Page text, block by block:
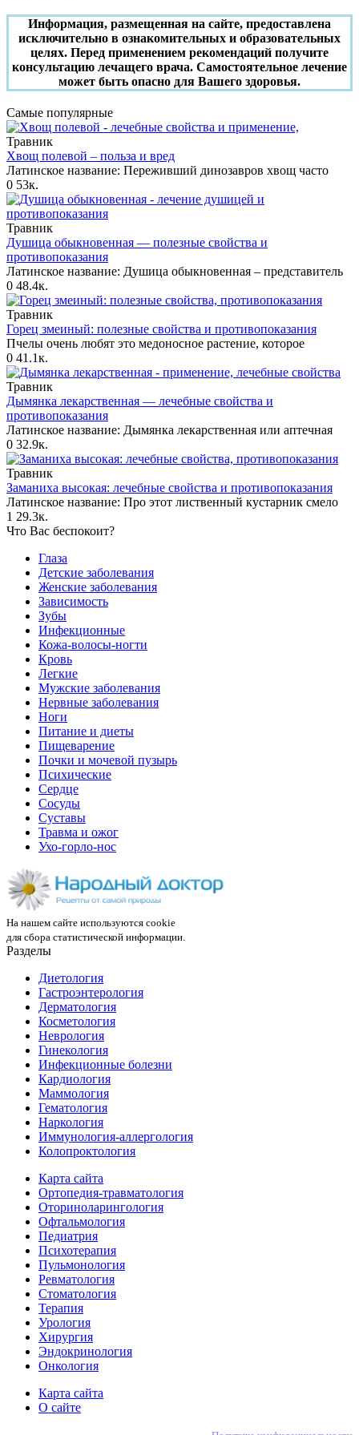
Информация, размещенная на сайте, предоставлена
исключительно в ознакомительных и образовательных
целях. Перед применением рекомендаций получите
консультацию лечащего врача. Самостоятельное лечение
может быть опасно для Вашего здоровья.
Самые популярные
Травник
Хвощ полевой – польза и вред
Латинское название: Переживший динозавров хвощ часто
0 53к.
Травник
Душица обыкновенная — полезные свойства и
противопоказания
Латинское название: Душица обыкновенная – представитель
0 48.4к.
Травник
Горец змеиный: полезные свойства и противопоказания
Пчелы очень любят это медоносное растение, которое
0 41.1к.
Травник
Дымянка лекарственная — лечебные свойства и
противопоказания
Латинское название: Дымянка лекарственная или аптечная
0 32.9к.
Травник
Заманиха высокая: лечебные свойства и противопоказания
Латинское название: Про этот лиственный кустарник смело
1 29.3к.
Что Вас беспокоит?
Глаза
Детские заболевания
Женские заболевания
Зависимость
Зубы
Инфекционные
Кожа-волосы-ногти
Кровь
Легкие
Мужские заболевания
Нервные заболевания
Ноги
Питание и диеты
Пищеварение
Почки и мочевой пузырь
Психические
Сердце
Сосуды
Суставы
Травма и ожог
Ухо-горло-нос
На нашем сайте используются cookie
для сбора статистической информации.
Разделы
Диетология
Гастроэнтерология
Дерматология
Косметология
Неврология
Гинекология
Инфекционные болезни
Кардиология
Маммология
Гематология
Наркология
Иммунология-аллергология
Колопроктология
Карта сайта
Ортопедия-травматология
Оториноларингология
Офтальмология
Педиатрия
Психотерапия
Пульмонология
Ревматология
Стоматология
Терапия
Урология
Хирургия
Эндокринология
Онкология
Карта сайта
О сайте